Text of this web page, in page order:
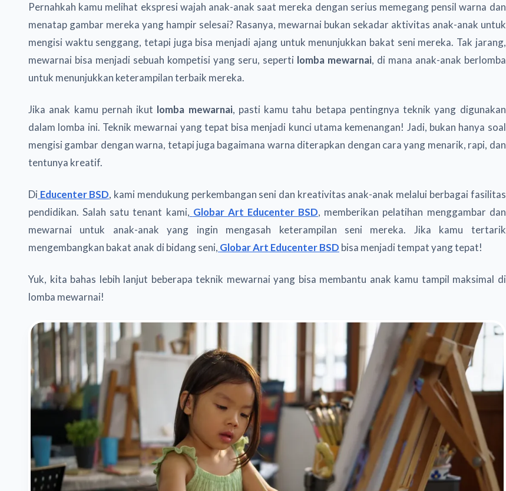
Pernahkah kamu melihat ekspresi wajah anak-anak saat mereka dengan serius memegang pensil warna dan
menatap gambar mereka yang hampir selesai? Rasanya, mewarnai bukan sekadar aktivitas anak-anak untuk
mengisi waktu senggang, tetapi juga bisa menjadi ajang untuk menunjukkan bakat seni mereka. Tak jarang,
mewarnai bisa menjadi sebuah kompetisi yang seru, seperti lomba mewarnai, di mana anak-anak berlomba
untuk menunjukkan keterampilan terbaik mereka.
Jika anak kamu pernah ikut lomba mewarnai, pasti kamu tahu betapa pentingnya teknik yang digunakan
dalam lomba ini. Teknik mewarnai yang tepat bisa menjadi kunci utama kemenangan! Jadi, bukan hanya soal
mengisi gambar dengan warna, tetapi juga bagaimana warna diterapkan dengan cara yang menarik, rapi, dan
tentunya kreatif.
Di Educenter BSD, kami mendukung perkembangan seni dan kreativitas anak-anak melalui berbagai fasilitas
pendidikan. Salah satu tenant kami, Globar Art Educenter BSD, memberikan pelatihan menggambar dan
mewarnai untuk anak-anak yang ingin mengasah keterampilan seni mereka. Jika kamu tertarik
mengembangkan bakat anak di bidang seni, Globar Art Educenter BSD bisa menjadi tempat yang tepat!
Yuk, kita bahas lebih lanjut beberapa teknik mewarnai yang bisa membantu anak kamu tampil maksimal di
lomba mewarnai!